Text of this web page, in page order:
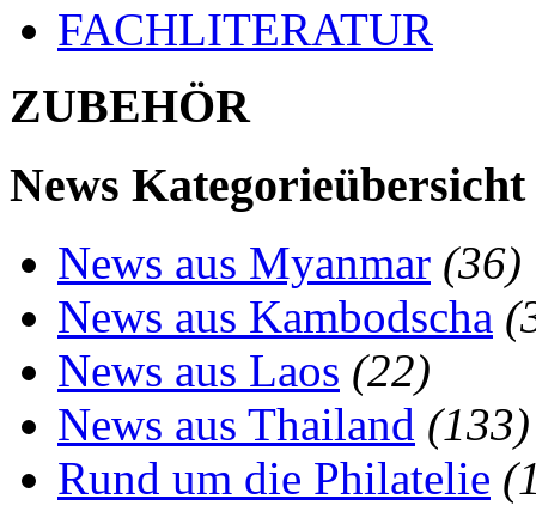
FACHLITERATUR
ZUBEHÖR
News Kategorieübersicht
News aus Myanmar (36)
News aus Kambodscha
News aus Laos (22)
News aus Thailand (133)
Rund um die Philatelie